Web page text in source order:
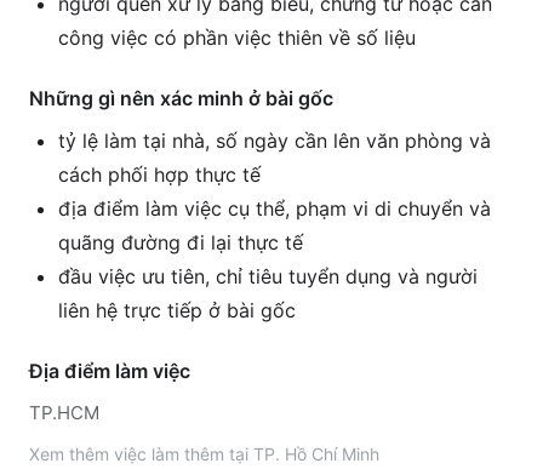
công việc có phần việc thiên về số liệu
Những gì nên xác minh ở bài gốc
tỷ lệ làm tại nhà, số ngày cần lên văn phòng và
cách phối hợp thực tế
địa điểm làm việc cụ thể, phạm vi di chuyển và
quãng đường đi lại thực tế
đầu việc ưu tiên, chỉ tiêu tuyển dụng và người
liên hệ trực tiếp ở bài gốc
Địa điểm làm việc
TP.HCM
Xem thêm việc làm thêm tại TP. Hồ Chí Minh